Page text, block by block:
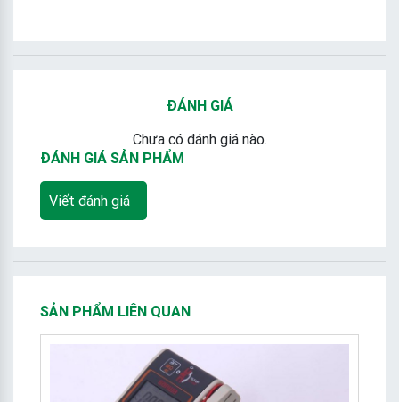
ĐÁNH GIÁ
Chưa có đánh giá nào.
ĐÁNH GIÁ SẢN PHẨM
Viết đánh giá
SẢN PHẨM LIÊN QUAN